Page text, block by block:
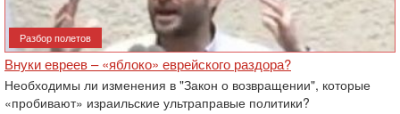
Разбор полетов
Внуки евреев – «яблоко» еврейского раздора?
Необходимы ли изменения в "Закон о возвращении", которые
«пробивают» израильские ультраправые политики?